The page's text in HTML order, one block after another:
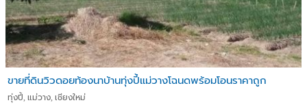
ขายที่ดินวิวดอยท้องนาบ้านทุ่งปี้แม่วางโฉนดพร้อมโอนราคาถูก
ทุ่งปี้, แม่วาง, เชียงใหม่